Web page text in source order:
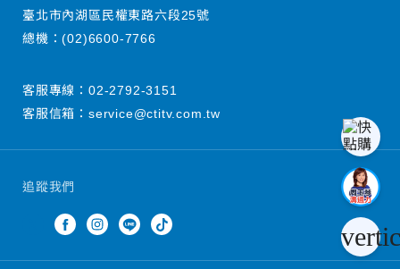
追蹤我們
臺北市內湖區民權東路六段25號
總機：(02)6600-7766
客服專線： 02-2792-3151
客服信箱： service@ctitv.com.tw